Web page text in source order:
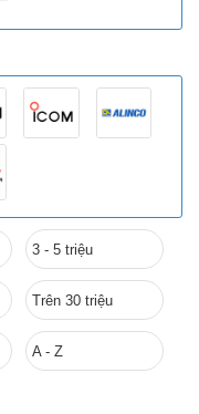
3 - 5 triệu
Trên 30 triệu
A - Z